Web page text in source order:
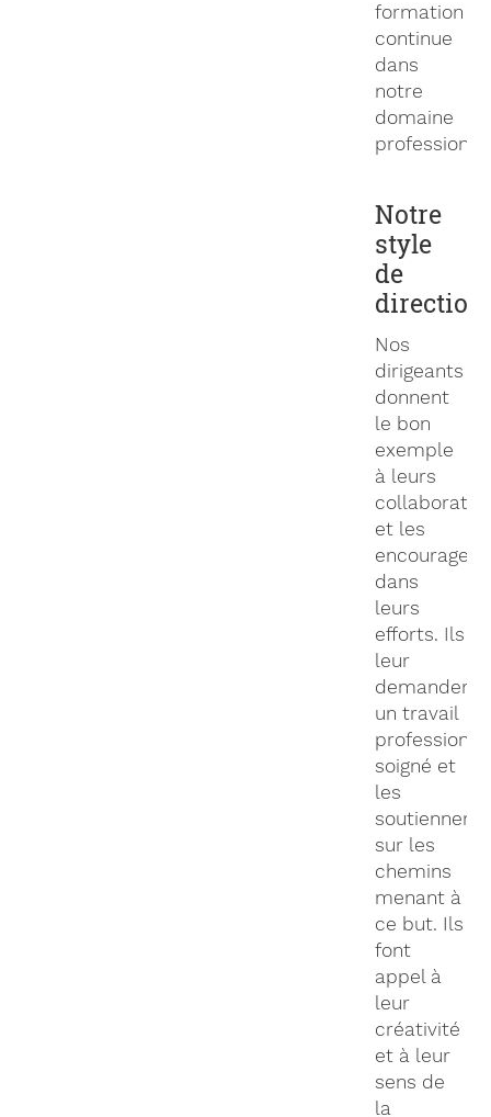
formation
continue
dans
notre
domaine
Notre
style
de
direction
Nos
dirigeants
donnent
le bon
exemple
à leurs
et les
encouragent
dans
leurs
efforts. Ils
leur
demandent
un travail
soigné et
les
soutiennent
sur les
chemins
menant à
ce but. Ils
font
appel à
leur
créativité
et à leur
sens de
la